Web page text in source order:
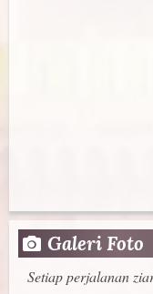
Galeri Foto
Setiap perjalanan